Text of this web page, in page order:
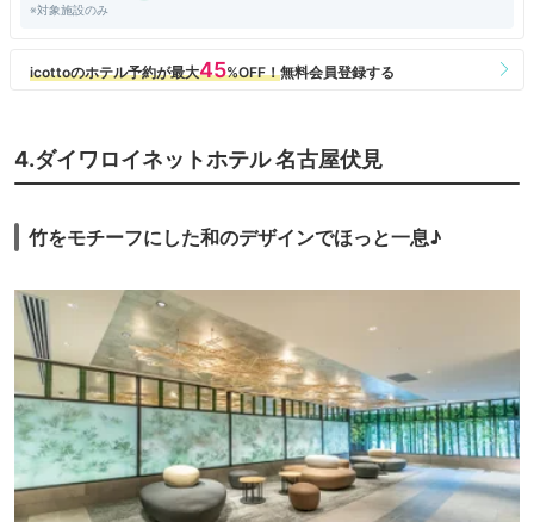
※対象施設のみ
4.ダイワロイネットホテル 名古屋伏見
竹をモチーフにした和のデザインでほっと一息♪